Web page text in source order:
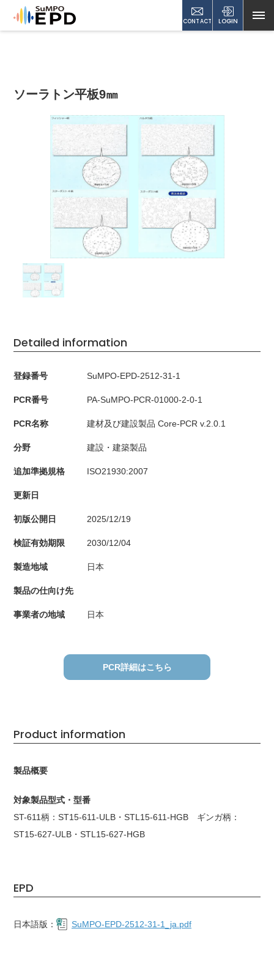
CONTACT LOGIN
ソーラトン平板9㎜
Detailed information
登録番号 SuMPO-EPD-2512-31-1
PCR番号 PA-SuMPO-PCR-01000-2-0-1
PCR名称 建材及び建設製品 Core-PCR v.2.0.1
分野 建設・建築製品
追加準拠規格 ISO21930:2007
更新日
初版公開日 2025/12/19
検証有効期限 2030/12/04
製造地域 日本
製品の仕向け先
事業者の地域 日本
PCR詳細はこちら
Product information
製品概要
対象製品型式・型番
ST-611柄：ST15-611-ULB・STL15-611-HGB ギンガ柄：
ST15-627-ULB・STL15-627-HGB
EPD
日本語版： SuMPO-EPD-2512-31-1_ja.pdf